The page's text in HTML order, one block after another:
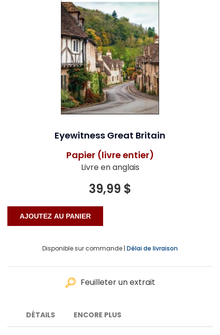
Eyewitness Great Britain
Papier (livre entier)
Livre en anglais
39,99 $
Disponible sur commande | Délai de livraison
Feuilleter un extrait
DÉTAILS ENCORE PLUS